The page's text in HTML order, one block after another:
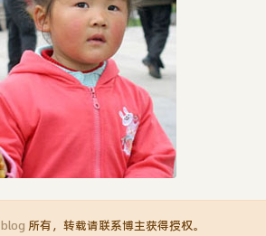
所有，转载请联系博主获得授权。